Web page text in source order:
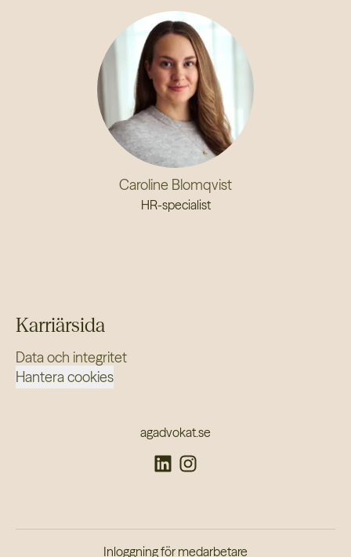
Caroline Blomqvist
HR-specialist
Karriärsida
Data och integritet
Hantera cookies
agadvokat.se
Inloggning för medarbetare